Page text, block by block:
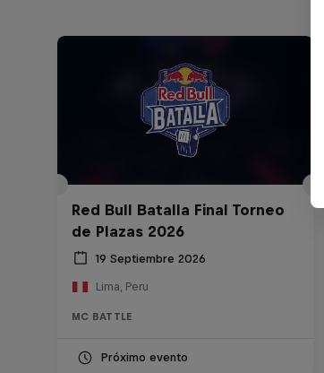
Red Bull Batalla Final Torneo
de Plazas 2026
19 Septiembre 2026
Lima, Peru
MC BATTLE
Próximo evento